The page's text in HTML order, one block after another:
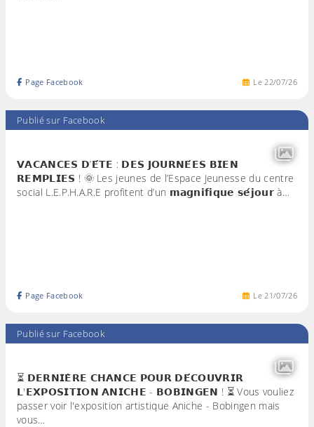
Le22/07/26
Page Facebook
Publié sur Facebook
𝗩𝗔𝗖𝗔𝗡𝗖𝗘𝗦 𝗗’𝗘́𝗧𝗘 : 𝗗𝗘𝗦 𝗝𝗢𝗨𝗥𝗡𝗘́𝗘𝗦 𝗕𝗜𝗘𝗡
𝗥𝗘𝗠𝗣𝗟𝗜𝗘𝗦 ! 🌞 Les jeunes de l’Espace Jeunesse du centre
social L.E.P.H.A.R.E profitent d’un 𝗺𝗮𝗴𝗻𝗶𝗳𝗶𝗾𝘂𝗲 𝘀𝗲́𝗷𝗼𝘂𝗿 à…
Le21/07/26
Page Facebook
Publié sur Facebook
⏳ 𝗗𝗘𝗥𝗡𝗜𝗘̀𝗥𝗘 𝗖𝗛𝗔𝗡𝗖𝗘 𝗣𝗢𝗨𝗥 𝗗𝗘́𝗖𝗢𝗨𝗩𝗥𝗜𝗥
𝗟'𝗘𝗫𝗣𝗢𝗦𝗜𝗧𝗜𝗢𝗡 𝗔𝗡𝗜𝗖𝗛𝗘 - 𝗕𝗢𝗕𝗜𝗡𝗚𝗘𝗡 ! ⏳ Vous vouliez
passer voir l'exposition artistique Aniche - Bobingen mais
vous…